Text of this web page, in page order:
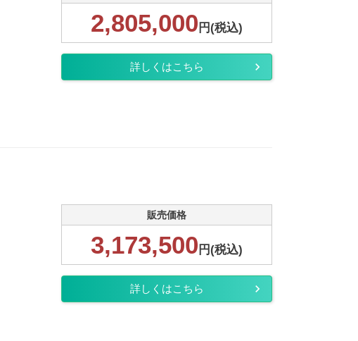
2,805,000 円(税込)
詳しくはこちら
販売価格
3,173,500 円(税込)
詳しくはこちら